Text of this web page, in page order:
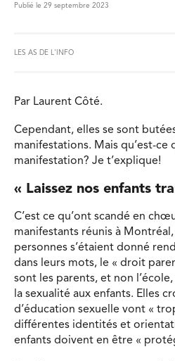
Publié le 29 septembre 2023
LES AS DE L'INFO
Par Laurent Côté.
Cependant, elles se sont
manifestations. Mais qu’est-ce
manifestation? Je t’explique!
« Laissez nos enfants
C’est ce qu’ont scandé en
manifestants réunis à
personnes s’étaient donné
dans leurs mots, le « droit
sont les parents, et non
la sexualité aux enfants. Elles
d’éducation sexuelle vont «
différentes identités et
enfants doivent en être «